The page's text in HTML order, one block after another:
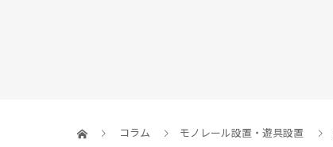
コラム モノレール設置・遊具設置